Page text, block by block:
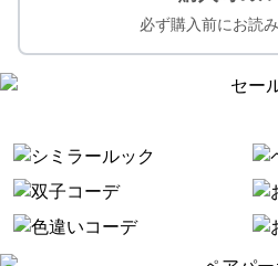
必ず購入前にお読